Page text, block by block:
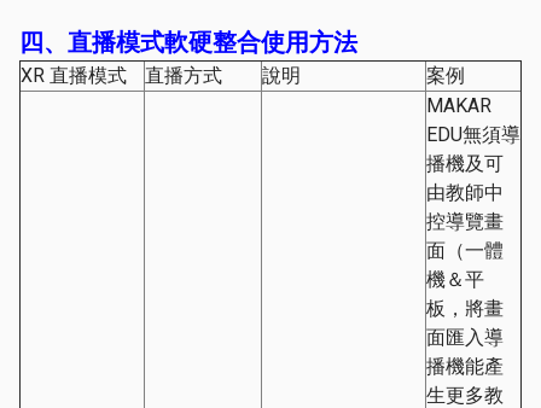
四、直播模式軟硬整合使用方法
XR 直播模式 直播方式 說明 案例
MAKAR
EDU無須導
播機及可
由教師中
控導覽畫
面（一體
機＆平
板，將畫
面匯入導
播機能產
生更多教